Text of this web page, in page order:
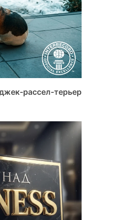
рассел-терьер